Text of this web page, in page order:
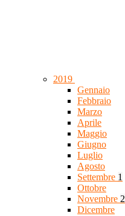
2019
Gennaio
Febbraio
Marzo
Aprile
Maggio
Giugno
Luglio
Agosto
Settembre 1
Ottobre
Novembre 2
Dicembre